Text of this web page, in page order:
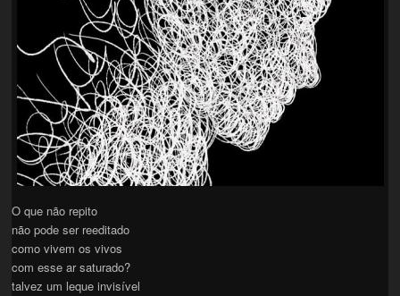
O que não repito
não pode ser reeditado
como vivem os vivos
com esse ar saturado?
talvez um leque invisível